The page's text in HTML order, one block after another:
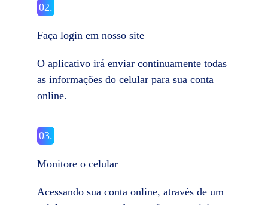
02.
Faça login em nosso site
O aplicativo irá enviar continuamente todas
as informações do celular para sua conta
online.
03.
Monitore o celular
Acessando sua conta online, através de um